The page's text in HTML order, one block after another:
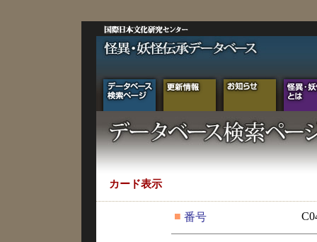
カード表示
■ 番号